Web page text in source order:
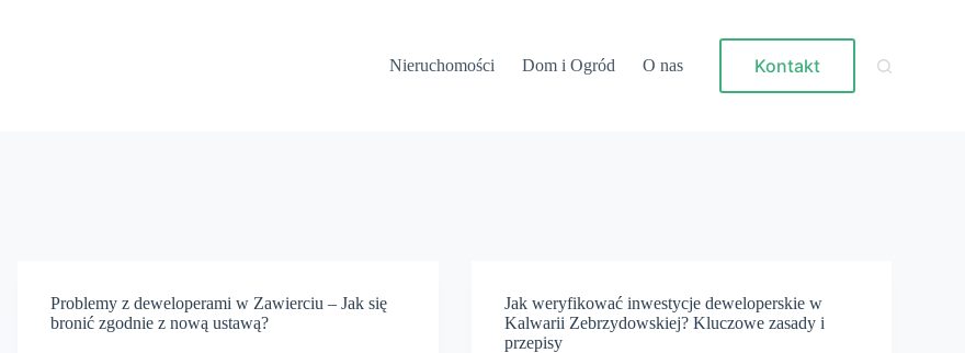
Nieruchomości Dom i Ogród O nas Kontakt
Problemy z deweloperami w Zawierciu – Jak się
bronić zgodnie z nową ustawą?
Jak weryfikować inwestycje deweloperskie w
Kalwarii Zebrzydowskiej? Kluczowe zasady i
przepisy